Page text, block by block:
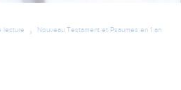
lecture Nouveau Testament et Psaumes en 1 an